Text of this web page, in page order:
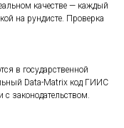
качестве — каждый
на рундисте. Проверка
в государственной
Data-Matrix код ГИИС
законодательством.